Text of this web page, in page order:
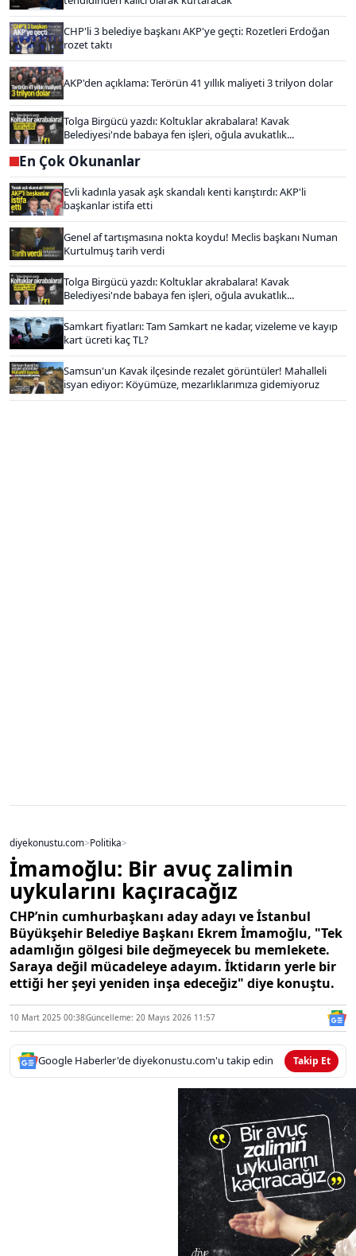
CHP'li 3 belediye başkanı AKP'ye geçti: Rozetleri Erdoğan
rozet taktı
AKP'den açıklama: Terörün 41 yıllık maliyeti 3 trilyon dolar
Tolga Birgücü yazdı: Koltuklar akrabalara! Kavak
Belediyesi'nde babaya fen işleri, oğula avukatlık...
En Çok Okunanlar
Evli kadınla yasak aşk skandalı kenti karıştırdı: AKP'li
başkanlar istifa etti
Genel af tartışmasına nokta koydu! Meclis başkanı Numan
Kurtulmuş tarih verdi
Tolga Birgücü yazdı: Koltuklar akrabalara! Kavak
Belediyesi'nde babaya fen işleri, oğula avukatlık...
Samkart fiyatları: Tam Samkart ne kadar, vizeleme ve kayıp
kart ücreti kaç TL?
Samsun'un Kavak ilçesinde rezalet görüntüler! Mahalleli
isyan ediyor: Köyümüze, mezarlıklarımıza gidemiyoruz
diyekonustu.com>Politika>
İmamoğlu: Bir avuç zalimin
uykularını kaçıracağız
CHP’nin cumhurbaşkanı aday adayı ve İstanbul
Büyükşehir Belediye Başkanı Ekrem İmamoğlu, "Tek
adamlığın gölgesi bile değmeyecek bu memlekete.
Saraya değil mücadeleye adayım. İktidarın yerle bir
ettiği her şeyi yeniden inşa edeceğiz" diye konuştu.
10 Mart 2025 00:38Güncelleme: 20 Mayıs 2026 11:57
Google Haberler'de diyekonustu.com'u takip edin Takip Et